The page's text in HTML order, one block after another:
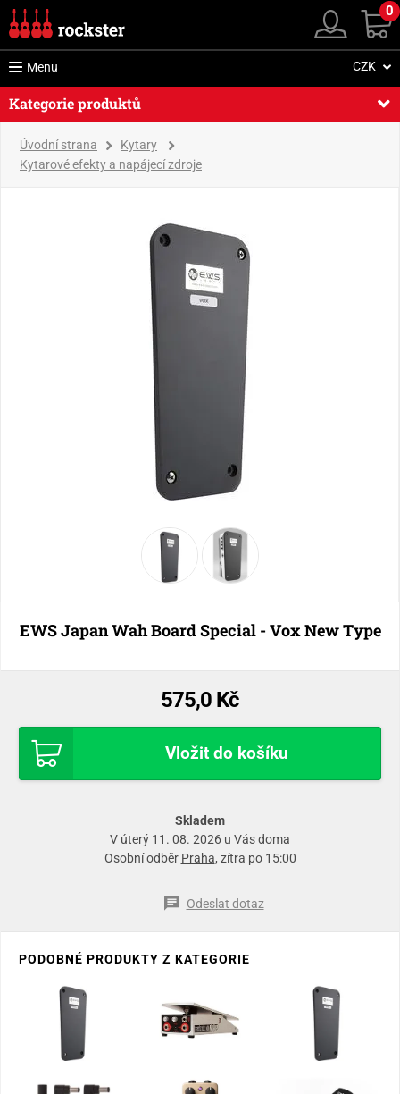
0
Menu CZK
Kategorie produktů
Úvodní strana
Kytary
Kytarové efekty a napájecí zdroje
EWS Japan Wah Board Special - Vox New Type
575,0 Kč
Vložit do košíku
Skladem
V úterý 11. 08. 2026 u Vás doma
Osobní odběr Praha, zítra po 15:00
Odeslat dotaz
PODOBNÉ PRODUKTY Z KATEGORIE